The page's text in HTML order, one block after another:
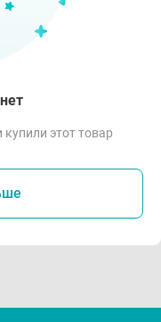
этот товар